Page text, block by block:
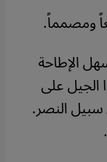
ومصمماً.
الإطاحة
الجيل على
النصر.